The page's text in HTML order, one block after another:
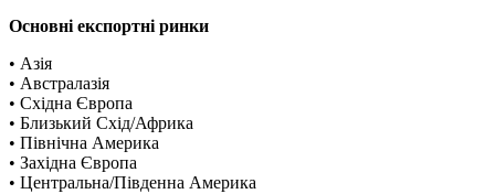
Основні експортні ринки
• Азія
• Австралазія
• Східна Європа
• Близький Схід/Африка
• Північна Америка
• Західна Європа
• Центральна/Південна Америка